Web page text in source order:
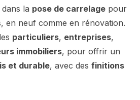
la pose de carrelage pour
en neuf comme en rénovation.
particuliers, entreprises,
immobiliers, pour offrir un
et durable, avec des finitions